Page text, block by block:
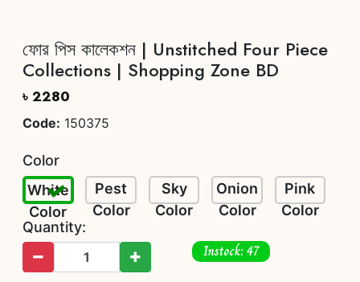
ফোর পিস কালেকশন | Unstitched Four Piece
Collections | Shopping Zone BD
৳ 2280
Code: 150375
Color
White
Color
Pest
Color
Sky
Color
Onion
Color
Pink
Color
Quantity:
Instock: 47